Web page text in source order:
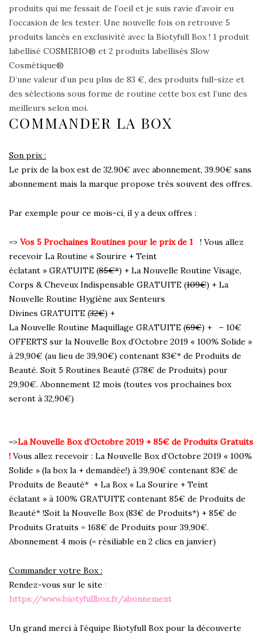
produits qui me fessait de l’oeil et je suis ravie d’avoir eu
l’occasion de les tester. Une nouvelle fois on retrouve 5
produits lancés en exclusivité avec la Biotyfull Box ! 1 produit
labellisé COSMEBIO® et 2 produits labellisés Slow
Cosmétique®
D’une valeur d’un peu plus de 83 €, des produits full-size et
des sélections sous forme de routine cette box est l’une des
meilleurs selon moi.
COMMANDER LA BOX
Son prix :
Le prix de la box est de 32.90€ avec abonnement, 39.90€ sans
abonnement mais la marque propose très souvent des offres.
Par exemple pour ce mois-ci, il y a deux offres :
=> Vos 5 Prochaines Routines pour le prix de 1
! Vous allez
recevoir La Routine « Sourire + Teint
éclatant » GRATUITE (85€*) + La Nouvelle Routine Visage,
Corps & Cheveux Indispensable GRATUITE (109€) + La
Nouvelle Routine Hygiène aux Senteurs
Divines GRATUITE (32€) +
La Nouvelle Routine Maquillage GRATUITE (69€) + – 10€
OFFERTS sur la Nouvelle Box d’Octobre 2019 « 100% Solide »
à 29,90€ (au lieu de 39,90€) contenant 83€* de Produits de
Beauté. Soit 5 Routines Beauté (378€ de Produits) pour
29,90€. Abonnement 12 mois (toutes vos prochaines box
seront à 32,90€)
=>La Nouvelle Box d’Octobre 2019 + 85€ de Produits Gratuits
! Vous allez recevoir : La Nouvelle Box d’Octobre 2019 « 100%
Solide » (la box la + demandée!) à 39,90€ contenant 83€ de
Produits de Beauté* + La Box « La Sourire + Teint
éclatant » à 100% GRATUITE contenant 85€ de Produits de
Beauté* !Soit la Nouvelle Box (83€ de Produits*) + 85€ de
Produits Gratuits = 168€ de Produits pour 39,90€.
Abonnement 4 mois (= résiliable en 2 clics en janvier)
Commander votre Box :
Rendez-vous sur le site :
https://www.biotyfullbox.fr/abonnement
Un grand merci à l’équipe Biotyfull Box pour la découverte